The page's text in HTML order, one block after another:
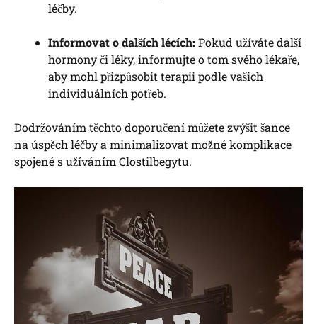
léčby.
Informovat o dalších lécích: Pokud užíváte další
hormony či léky, informujte o tom svého lékaře,
aby mohl přizpůsobit terapii podle vašich
individuálních potřeb.
Dodržováním těchto doporučení můžete zvýšit šance
na úspěch léčby a minimalizovat možné komplikace
spojené s užíváním Clostilbegytu.